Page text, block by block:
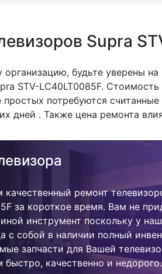
Supra
будьте уверены
STV-LC40LT0085F.
простых потребуются
дней . Также цена ремонта
ремонт
за короткое время. Вам не
инструмент поскольку у
с собой в наличии полный
запчасти для Вашей
качественно и недорого.